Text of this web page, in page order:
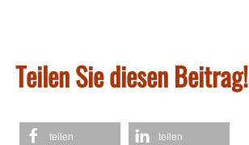
Teilen Sie diesen Beitrag!
teilen teilen